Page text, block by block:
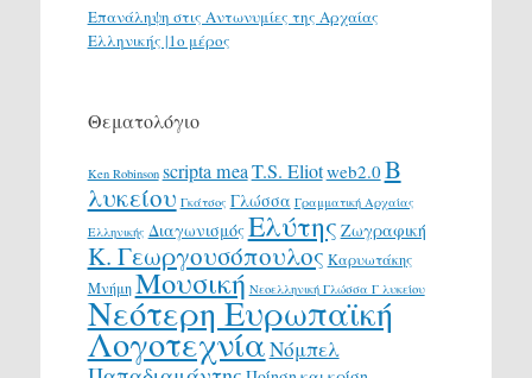
Επανάληψη στις Αντωνυμίες της Αρχαίας
Ελληνικής |1ο μέρος
Θεματολόγιο
Ken Robinson scripta meaT.S. Eliotweb2.0 Β
λυκείου Γκάτσος Γλώσσα Γραμματική Αρχαίας
Ελληνικής ΔιαγωνισμόςΕλύτης Ζωγραφική
Κ. Γεωργουσόπουλος Καρυωτάκης
ΜνήμηΜουσική Νεοελληνική Γλώσσα Γ λυκείου
Νεότερη Ευρωπαϊκή
ΛογοτεχνίαΝόμπελ